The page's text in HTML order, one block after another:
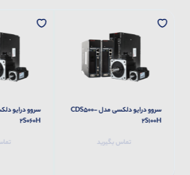
سروو درایو دلکسی مدل CDS500-
2S100H
تماس بگیرید
2S060H